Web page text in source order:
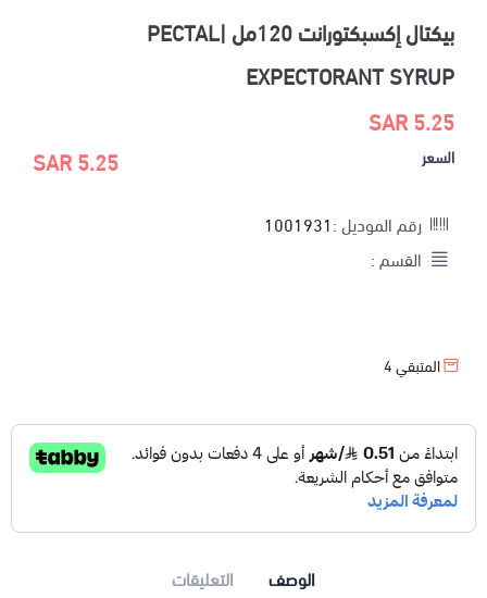
بيكتال إكسبكتورانت 120مل |PECTAL
EXPECTORANT SYRUP
5.25 SAR
السعر 5.25 SAR
رقم الموديل :1001931
القسم :
المتبقي4
الوصف التعليقات